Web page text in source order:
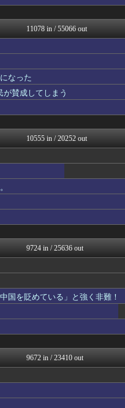
ファイターズ王国＠日ハムま...
【サッカー まとめ】サカラ...
修羅場ライフ速報
海外トークログ
げぇ速
わんこーる速報！
女子アナお宝画像速報－5c...
V系まとめ速報
痛いニュース(ﾉ∀`)
watch＠２ちゃんねる
ファイターズ王国＠日ハムま...
大河ドラマ2ch
PCパーツまとめ
凹凸ちゃんねる 発達障害・...
11078 in / 55066 out
なった
賛成してしまう
10555 in / 20252 out
9724 in / 25636 out
国を貶めている」と強く非難！
9672 in / 23410 out